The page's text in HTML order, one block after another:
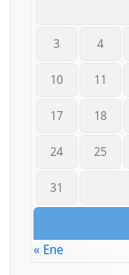
3 4
10 11
17 18
24 25
31
« Ene